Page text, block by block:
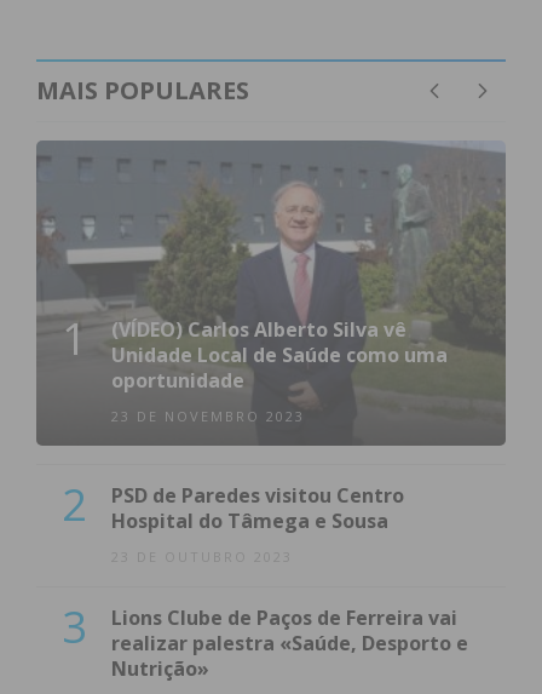
MAIS POPULARES
1
(VÍDEO) Carlos Alberto Silva vê
Unidade Local de Saúde como uma
oportunidade
23 DE NOVEMBRO 2023
2
PSD de Paredes visitou Centro
Hospital do Tâmega e Sousa
23 DE OUTUBRO 2023
3
Lions Clube de Paços de Ferreira vai
realizar palestra «Saúde, Desporto e
Nutrição»